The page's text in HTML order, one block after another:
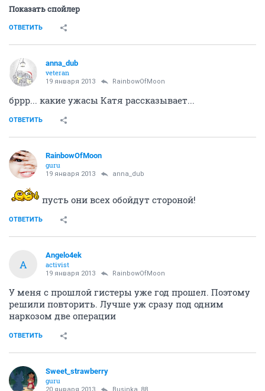
RainbowOfMoon
19 января 2013 Lissa
видимо, мне одной ее вводили.. от врача, что ли
зависит?
или от того, что именно делали..
ОТВЕТИТЬ
Lissa
19 января 2013
Да мне делали почти то же самое и врачи были
таким шариком что может лучше бы ввели
ОТВЕТИТЬ
RainbowOfMoon
guru
19 января 2013 Автоинформатор
Девочки, с Крещением всех! никто не ныряет,
случайно?